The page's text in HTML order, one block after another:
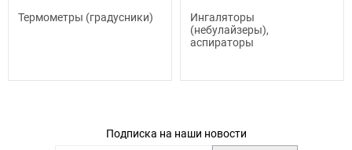
Термометры (градусники)
Ингаляторы
(небулайзеры),
аспираторы
Подписка на наши новости